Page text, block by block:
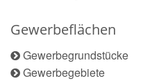
Gewerbeflächen
Gewerbegrundstücke
Gewerbegebiete